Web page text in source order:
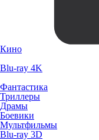
Кино
Blu-ray 4K
Фантастика
Триллеры
Драмы
Боевики
Мультфильмы
Blu-ray 3D